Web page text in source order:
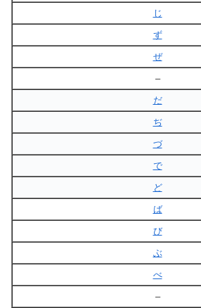
じ
ず
ぜ
–
だ
ぢ
づ
で
ど
ば
び
ぶ
べ
–